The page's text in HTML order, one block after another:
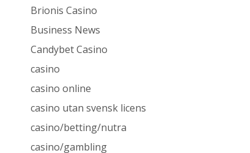
Brionis Casino
Business News
Candybet Casino
casino
casino online
casino utan svensk licens
casino/betting/nutra
casino/gambling